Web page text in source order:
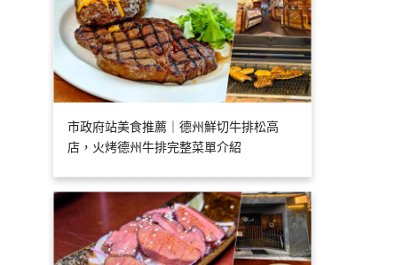
市政府站美食推薦｜德州鮮切牛排松高
店，火烤德州牛排完整菜單介紹